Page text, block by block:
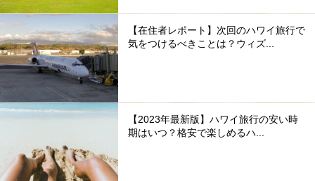
【在住者レポート】次回のハワイ旅行で
気をつけるべきことは？ウィズ...
【2023年最新版】ハワイ旅行の安い時
期はいつ？格安で楽しめるハ...